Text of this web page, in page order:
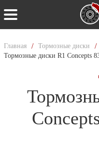
Главная / Тормозные диски /
Тормозные диски R1 Concepts